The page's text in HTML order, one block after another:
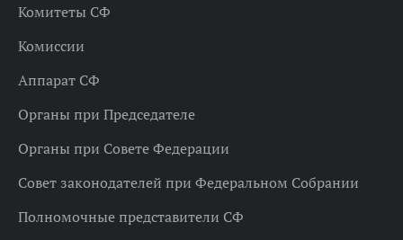
Комитеты СФ
Комиссии
Аппарат СФ
Органы при Председателе
Органы при Совете Федерации
Совет законодателей при Федеральном Собрании
Полномочные представители СФ